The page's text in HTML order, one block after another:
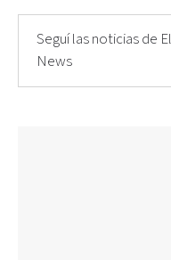
Seguí las noticias de
News